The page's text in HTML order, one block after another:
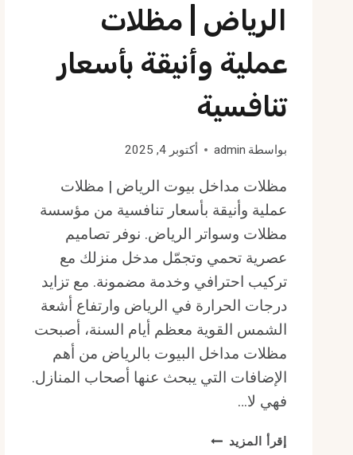
الرياض | مظلات
عملية وأنيقة بأسعار
تنافسية
بواسطة admin أكتوبر 4, 2025
مظلات مداخل بيوت الرياض | مظلات
عملية وأنيقة بأسعار تنافسية من مؤسسة
مظلات وسواتر الرياض. نوفر تصاميم
عصرية تحمي وتجمّل مدخل منزلك مع
تركيب احترافي وخدمة مضمونة. مع تزايد
درجات الحرارة في الرياض وارتفاع أشعة
الشمس القوية معظم أيام السنة، أصبحت
مظلات مداخل البيوت بالرياض من أهم
الإضافات التي يبحث عنها أصحاب المنازل.
فهي لا…
إقرأ المزيد مظلات